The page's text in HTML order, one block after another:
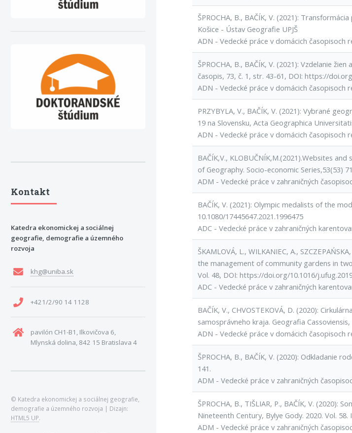
ŠPROCHA, B., BAČÍK, V. (2021):
Košice - Ústav Geografie UPJŠ
ADN - Vedecké práce v domácich časopisoch
ŠPROCHA, B., BAČÍK, V. (2021): Vzdelanie
časopis, 73, č. 1, str. 43-61, DOI: https://
ADN - Vedecké práce v domácich časopisoch
PRZYBYLA, V., BAČÍK, V. (2021): Vybrané
19 na Slovensku, Acta Geographica
ADN - Vedecké práce v domácich časopisoch
BAČÍK,V., KLOBUČNÍK,M.(2021).Websites
of Geography. Socio-economic Series,53(53)
ADM - Vedecké práce v zahraničných
BAČÍK, V. (2021): Olympic medalists of the
10.1080/17445647.2021.1996475
ADC - Vedecké práce v zahraničných
ŠKAMLOVÁ, L., WILKANIEC, A.,
the management of community gardens in
Vol. 48, DOI: https://doi.org/10.1016/
ADC - Vedecké práce v zahraničných
BAČÍK, V., CHVOSTEKOVÁ, D. (2020):
samosprávneho kraja. Geografia
ADN - Vedecké práce v domácich časopisoch
ŠPROCHA, B., BAČÍK, V. (2020): Odkladanie
141.
ADM - Vedecké práce v zahraničných
ŠPROCHA, B., TIŠLIAR, P., BAČÍK, V. (2020):
Nineteenth Century, Bylye Gody. 2020. Vol. 58.
ADM - Vedecké práce v zahraničných
Kontakt
Katedra ekonomickej a sociálnej
geografie, demografie a územného
rozvoja
khg@uniba.sk
+421/2/90 14 1128
pavilón CH1-B1, Ilkovičova 6,
Mlynská dolina, 842 15 Bratislava 4
© Katedra ekonomickej a sociálnej geografie,
demografie a územného rozvoja | Dizajn:
HTML5 UP.